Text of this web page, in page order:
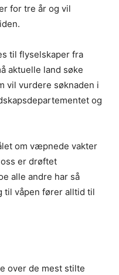
for tre år og vil
til flyselskaper fra
aktuelle land søke
vil vurdere søknaden i
og
om væpnede vakter
er drøftet
alle andre har så
til våpen fører alltid til
over de mest stilte